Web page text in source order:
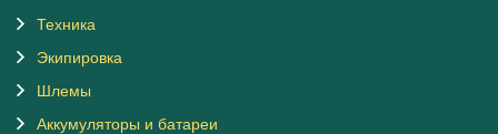
Техника
Экипировка
Шлемы
Аккумуляторы и батареи